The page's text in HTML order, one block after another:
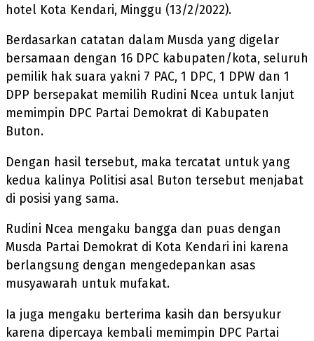
hotel Kota Kendari, Minggu (13/2/2022).
Berdasarkan catatan dalam Musda yang digelar
bersamaan dengan 16 DPC kabupaten/kota, seluruh
pemilik hak suara yakni 7 PAC, 1 DPC, 1 DPW dan 1
DPP bersepakat memilih Rudini Ncea untuk lanjut
memimpin DPC Partai Demokrat di Kabupaten
Buton.
Dengan hasil tersebut, maka tercatat untuk yang
kedua kalinya Politisi asal Buton tersebut menjabat
di posisi yang sama.
Rudini Ncea mengaku bangga dan puas dengan
Musda Partai Demokrat di Kota Kendari ini karena
berlangsung dengan mengedepankan asas
musyawarah untuk mufakat.
Ia juga mengaku berterima kasih dan bersyukur
karena dipercaya kembali memimpin DPC Partai